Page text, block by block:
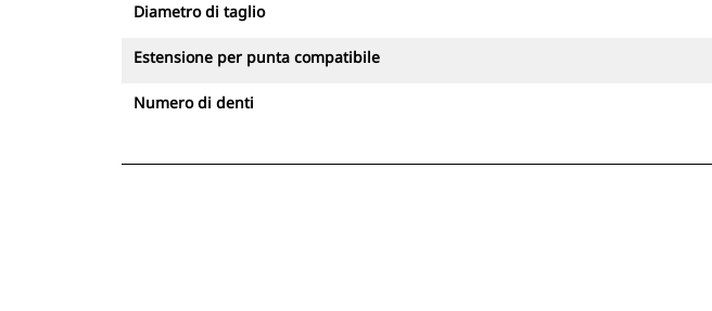
Diametro di taglio
Estensione per punta compatibile
Numero di denti